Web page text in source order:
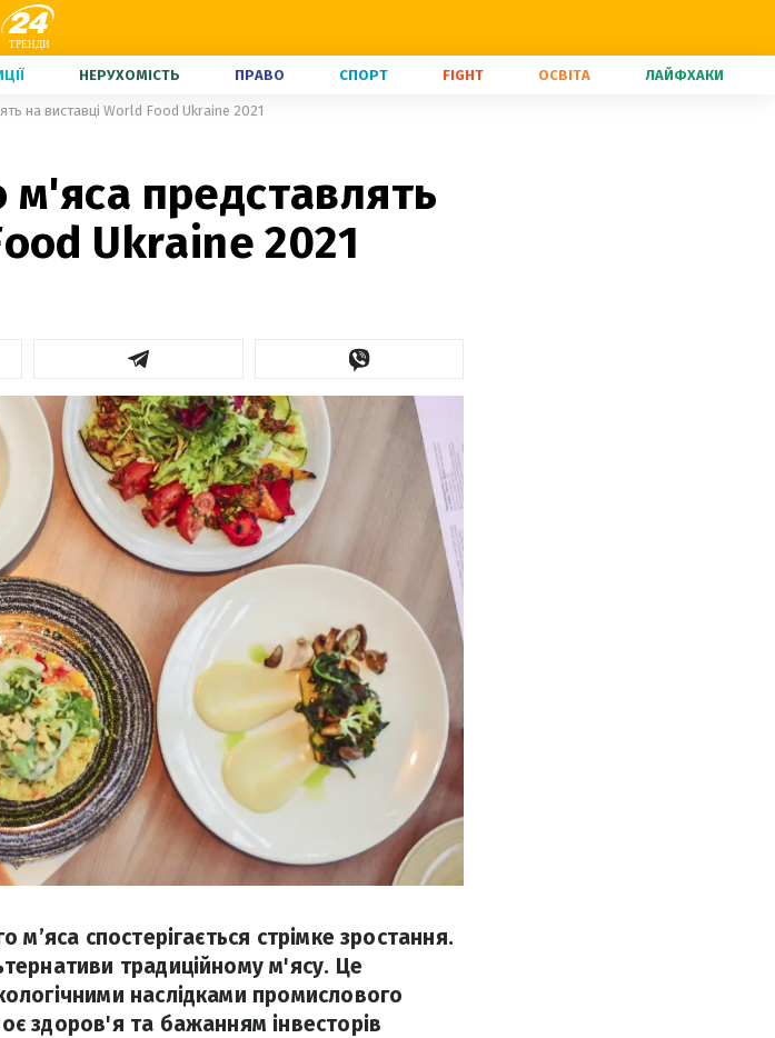
НЕРУХОМІСТЬ ПРАВО СПОРТ FIGHT ОСВІТА ЛАЙФХАКИ
на виставці World Food Ukraine 2021
представлять
Ukraine 2021
спостерігається стрімке зростання.
традиційному м'ясу. Це
наслідками промислового
здоров'я та бажанням інвесторів